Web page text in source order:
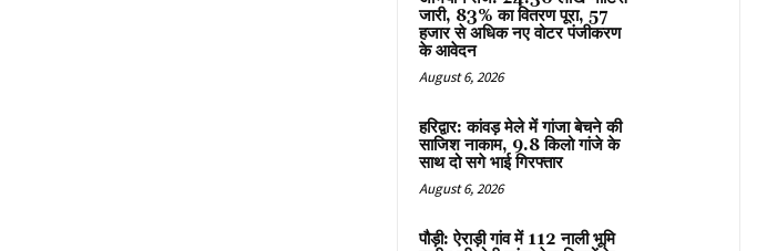
जारी, 83% का वितरण पूरा, 57
हजार से अधिक नए वोटर पंजीकरण
के आवेदन
August 6, 2026
हरिद्वार: कांवड़ मेले में गांजा बेचने की
साजिश नाकाम, 9.8 किलो गांजे के
साथ दो सगे भाई गिरफ्तार
August 6, 2026
पौड़ी: ऐराड़ी गांव में 112 नाली भूमि